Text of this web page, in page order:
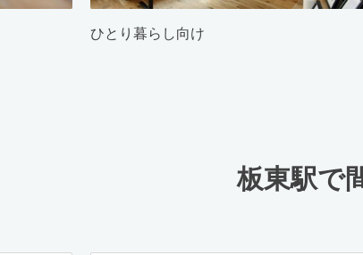
ひとり暮らし向け
板東駅で